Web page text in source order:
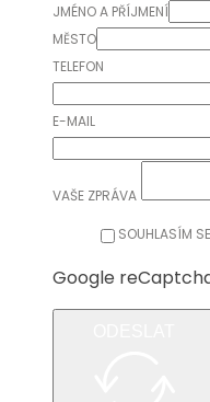
JMÉNO A PŘÍJMENÍ
MĚSTO
TELEFON
E-MAIL
VAŠE ZPRÁVA
SOUHLASÍM
Google